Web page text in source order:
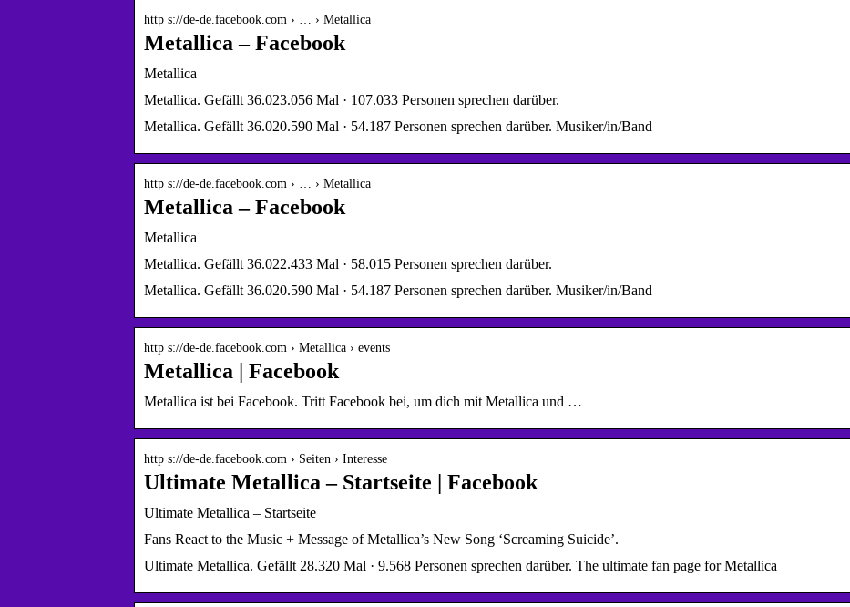
http s://de-de.facebook.com › … › Metallica
Metallica – Facebook
Metallica
Metallica. Gefällt 36.023.056 Mal · 107.033 Personen sprechen darüber.
Metallica. Gefällt 36.020.590 Mal · 54.187 Personen sprechen darüber. Musiker/in/Band
http s://de-de.facebook.com › … › Metallica
Metallica – Facebook
Metallica
Metallica. Gefällt 36.022.433 Mal · 58.015 Personen sprechen darüber.
Metallica. Gefällt 36.020.590 Mal · 54.187 Personen sprechen darüber. Musiker/in/Band
http s://de-de.facebook.com › Metallica › events
Metallica | Facebook
Metallica ist bei Facebook. Tritt Facebook bei, um dich mit Metallica und …
http s://de-de.facebook.com › Seiten › Interesse
Ultimate Metallica – Startseite | Facebook
Ultimate Metallica – Startseite
Fans React to the Music + Message of Metallica’s New Song ‘Screaming Suicide’.
Ultimate Metallica. Gefällt 28.320 Mal · 9.568 Personen sprechen darüber. The ultimate fan page for Metallica